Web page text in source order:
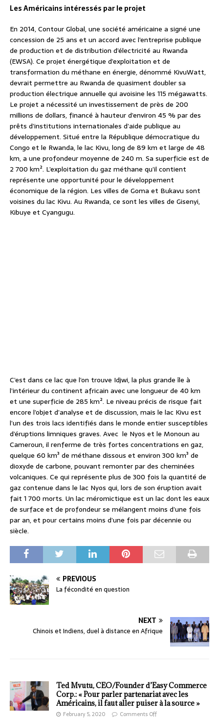
Les Américains intéressés par le projet
En 2014, Contour Global, une société américaine a signé une
concession de 25 ans et un accord avec l’entreprise publique
de production et de distribution d’électricité au Rwanda
(EWSA). Ce projet énergétique d’exploitation et de
transformation du méthane en énergie, dénommé KivuWatt,
devrait permettre au Rwanda de quasiment doubler sa
production électrique annuelle qui avoisine les 115 mégawatts.
Le projet a nécessité un investissement de près de 200
millions de dollars, financé à hauteur d’environ 45 % par des
prêts d’institutions internationales d’aide publique au
développement. Situé entre la République démocratique du
Congo et le Rwanda, le lac Kivu, long de 89 km et large de 48
km, a une profondeur moyenne de 240 m. Sa superficie est de
2 700 km². L’exploitation du gaz méthane qu’il contient
représente une opportunité pour le développement
économique de la région. Les villes de Goma et Bukavu sont
voisines du lac Kivu. Au Rwanda, ce sont les villes de Gisenyi,
Kibuye et Cyangugu.
C’est dans ce lac que l’on trouve Idjwi, la plus grande île à
l’intérieur du continent africain avec une longueur de 40 km
et une superficie de 285 km². Le niveau précis de risque fait
encore l’objet d’analyse et de discussion, mais le lac Kivu est
l’un des trois lacs identifiés dans le monde entier susceptibles
d’éruptions limniques graves. Avec le Nyos et le Monoun au
Cameroun, il renferme de très fortes concentrations en gaz,
quelque 60 km³ de méthane dissous et environ 300 km³ de
dioxyde de carbone, pouvant remonter par des cheminées
volcaniques. Ce qui représente plus de 300 fois la quantité de
gaz contenue dans le lac Nyos qui, lors de son éruption avait
fait 1 700 morts. Un lac méromictique est un lac dont les eaux
de surface et de profondeur se mélangent moins d’une fois
par an, et pour certains moins d’une fois par décennie ou
siècle.
PREVIOUS
La fécondité en question
NEXT
Chinois et Indiens, duel à distance en Afrique
Ted Mvutu, CEO/Founder d’Easy Commerce
Corp.: « Pour parler partenariat avec les
Américains, il faut aller puiser à la source »
February 5, 2020 Comments Off